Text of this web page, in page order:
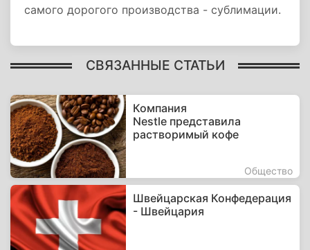
самого дорогого производства - сублимации.
СВЯЗАННЫЕ СТАТЬИ
Компания
Nestle представила
растворимый кофе
Общество
Швейцарская Конфедерация
- Швейцария